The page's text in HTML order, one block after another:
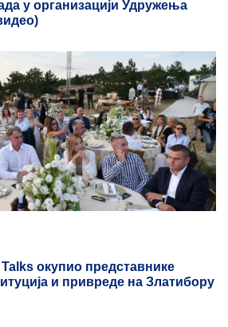
у организацији Удружења
окупио представнике
и привреде на Златибору